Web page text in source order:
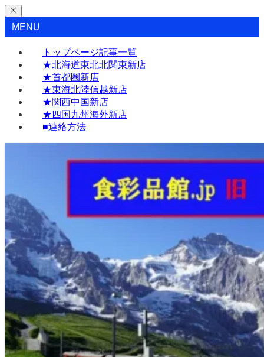
MENU
トップページ記事一覧
★北海道東北北関東新店
★首都圏新店
★東海北陸信越新店
★関西中国新店
★四国九州海外新店
■連絡方法